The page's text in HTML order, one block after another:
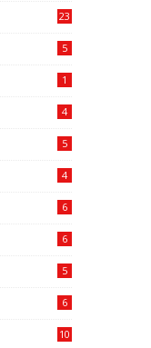
23
5
1
4
5
4
6
6
5
6
10